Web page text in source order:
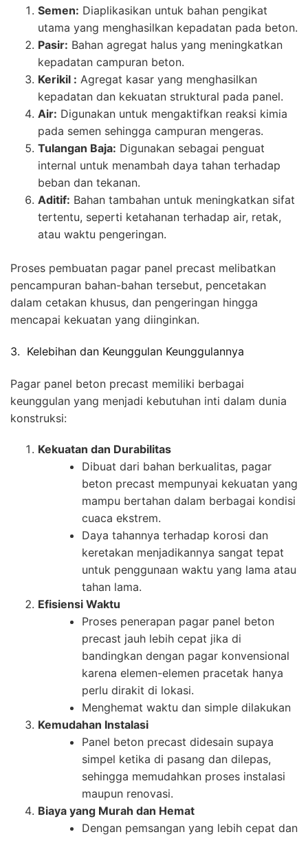
Semen: Diaplikasikan untuk bahan pengikat
utama yang menghasilkan kepadatan pada beton.
Pasir: Bahan agregat halus yang meningkatkan
kepadatan campuran beton.
Kerikil : Agregat kasar yang menghasilkan
kepadatan dan kekuatan struktural pada panel.
Air: Digunakan untuk mengaktifkan reaksi kimia
pada semen sehingga campuran mengeras.
Tulangan Baja: Digunakan sebagai penguat
internal untuk menambah daya tahan terhadap
beban dan tekanan.
Aditif: Bahan tambahan untuk meningkatkan sifat
tertentu, seperti ketahanan terhadap air, retak,
atau waktu pengeringan.
Proses pembuatan pagar panel precast melibatkan
pencampuran bahan-bahan tersebut, pencetakan
dalam cetakan khusus, dan pengeringan hingga
mencapai kekuatan yang diinginkan.
3. Kelebihan dan Keunggulan Keunggulannya
Pagar panel beton precast memiliki berbagai
keunggulan yang menjadi kebutuhan inti dalam dunia
konstruksi:
Kekuatan dan Durabilitas
Dibuat dari bahan berkualitas, pagar
beton precast mempunyai kekuatan yang
mampu bertahan dalam berbagai kondisi
cuaca ekstrem.
Daya tahannya terhadap korosi dan
keretakan menjadikannya sangat tepat
untuk penggunaan waktu yang lama atau
tahan lama.
Efisiensi Waktu
Proses penerapan pagar panel beton
precast jauh lebih cepat jika di
bandingkan dengan pagar konvensional
karena elemen-elemen pracetak hanya
perlu dirakit di lokasi.
Menghemat waktu dan simple dilakukan
Kemudahan Instalasi
Panel beton precast didesain supaya
simpel ketika di pasang dan dilepas,
sehingga memudahkan proses instalasi
maupun renovasi.
Biaya yang Murah dan Hemat
Dengan pemsangan yang lebih cepat dan